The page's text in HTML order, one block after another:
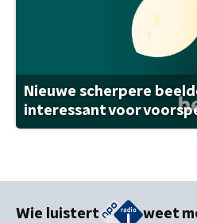
Nieuwe scherpere
interessant voor
Wie luistert weet